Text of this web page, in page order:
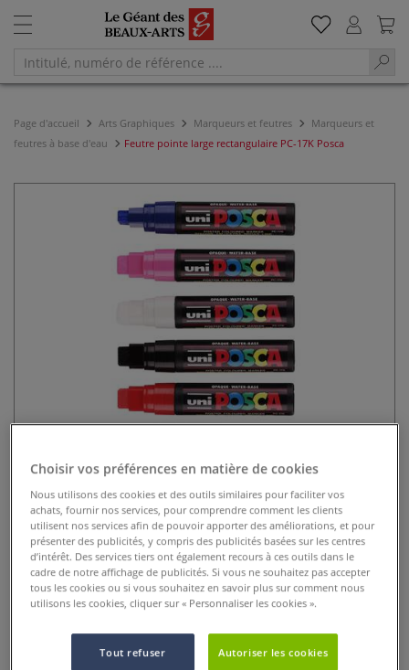
Page d'accueil Arts Graphiques Marqueurs et feutres
Marqueurs et
feutres à base d'eau
Feutre pointe large rectangulaire PC-17K Posca
Feutre pointe large rectangulaire
PC-17K Posca
0 Commentaires
Choisir vos préférences en matière de cookies
Nous utilisons des cookies et des outils similaires pour faciliter vos
achats, fournir nos services, pour comprendre comment les clients
utilisent nos services afin de pouvoir apporter des améliorations, et pour
présenter des publicités, y compris des publicités basées sur les centres
d’intérêt. Des services tiers ont également recours à ces outils dans le
cadre de notre affichage de publicités. Si vous ne souhaitez pas accepter
tous les cookies ou si vous souhaitez en savoir plus sur comment nous
utilisons les cookies, cliquer sur « Personnaliser les cookies ».
Tout refuser Autoriser les cookies